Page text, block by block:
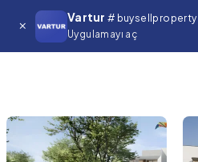
Vartur # buysellproperty
Uygulamayı aç